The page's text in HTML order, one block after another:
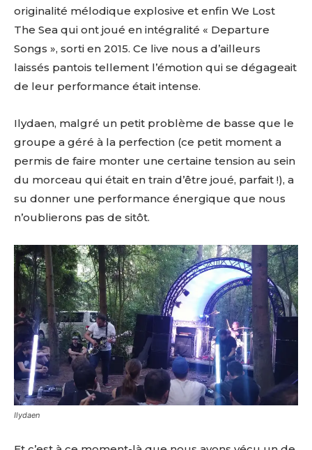
originalité mélodique explosive et enfin We Lost
The Sea qui ont joué en intégralité « Departure
Songs », sorti en 2015. Ce live nous a d’ailleurs
laissés pantois tellement l’émotion qui se dégageait
de leur performance était intense.
Ilydaen, malgré un petit problème de basse que le
groupe a géré à la perfection (ce petit moment a
permis de faire monter une certaine tension au sein
du morceau qui était en train d’être joué, parfait !), a
su donner une performance énergique que nous
n’oublierons pas de sitôt.
Ilydaen